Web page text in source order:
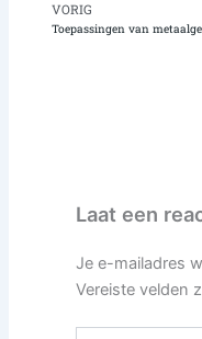
Vorige
VORIG
Laat een
Je e-mailadres
Vereiste velden